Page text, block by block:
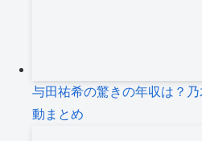
与田祐希の驚きの年収は？
動まとめ